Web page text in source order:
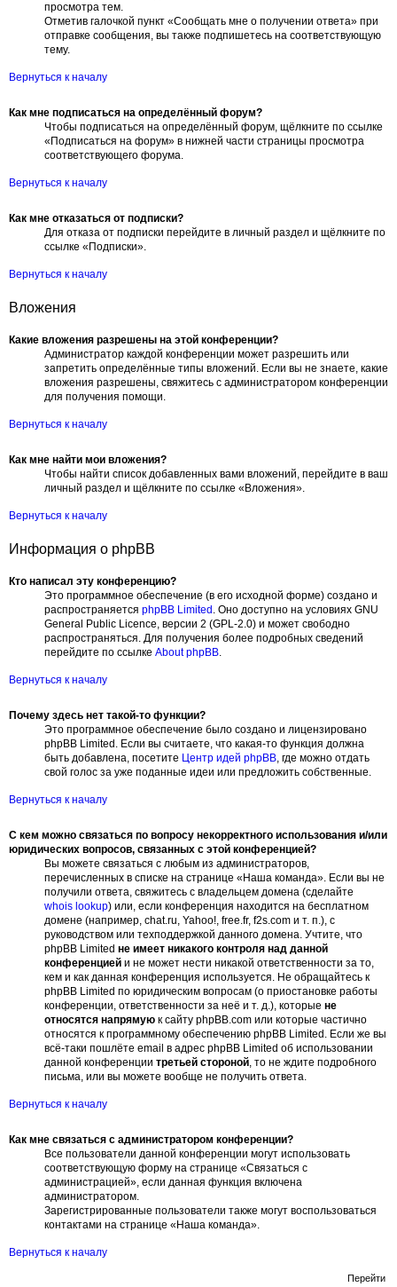
просмотра тем.
Отметив галочкой пункт «Сообщать мне о получении ответа» при
отправке сообщения, вы также подпишетесь на соответствующую
тему.
Вернуться к началу
Как мне подписаться на определённый форум?
Чтобы подписаться на определённый форум, щёлкните по ссылке
«Подписаться на форум» в нижней части страницы просмотра
соответствующего форума.
Вернуться к началу
Как мне отказаться от подписки?
Для отказа от подписки перейдите в личный раздел и щёлкните по
ссылке «Подписки».
Вернуться к началу
Вложения
Какие вложения разрешены на этой конференции?
Администратор каждой конференции может разрешить или
запретить определённые типы вложений. Если вы не знаете, какие
вложения разрешены, свяжитесь с администратором конференции
для получения помощи.
Вернуться к началу
Как мне найти мои вложения?
Чтобы найти список добавленных вами вложений, перейдите в ваш
личный раздел и щёлкните по ссылке «Вложения».
Вернуться к началу
Информация о phpBB
Кто написал эту конференцию?
Это программное обеспечение (в его исходной форме) создано и
распространяется phpBB Limited . Оно доступно на условиях GNU
General Public Licence, версии 2 (GPL-2.0) и может свободно
распространяться. Для получения более подробных сведений
перейдите по ссылке About phpBB.
Вернуться к началу
Почему здесь нет такой-то функции?
Это программное обеспечение было создано и лицензировано
phpBB Limited. Если вы считаете, что какая-то функция должна
быть добавлена, посетите Центр идей phpBB, где можно отдать
свой голос за уже поданные идеи или предложить собственные.
Вернуться к началу
С кем можно связаться по вопросу некорректного использования и/или
юридических вопросов, связанных с этой конференцией?
Вы можете связаться с любым из администраторов,
перечисленных в списке на странице «Наша команда». Если вы не
получили ответа, свяжитесь с владельцем домена (сделайте
whois lookup) или, если конференция находится на бесплатном
домене (например, chat.ru, Yahoo!, free.fr, f2s.com и т. п.), с
руководством или техподдержкой данного домена. Учтите, что
phpBB Limited не имеет никакого контроля над данной
конференцией и не может нести никакой ответственности за то,
кем и как данная конференция используется. Не обращайтесь к
phpBB Limited по юридическим вопросам (о приостановке работы
конференции, ответственности за неё и т. д.), которые не
относятся напрямую к сайту phpBB.com или которые частично
относятся к программному обеспечению phpBB Limited. Если же вы
всё-таки пошлёте email в адрес phpBB Limited об использовании
данной конференции третьей стороной, то не ждите подробного
письма, или вы можете вообще не получить ответа.
Вернуться к началу
Как мне связаться с администратором конференции?
Все пользователи данной конференции могут использовать
соответствующую форму на странице «Связаться с
администрацией», если данная функция включена
администратором.
Зарегистрированные пользователи также могут воспользоваться
контактами на странице «Наша команда».
Вернуться к началу
Перейти